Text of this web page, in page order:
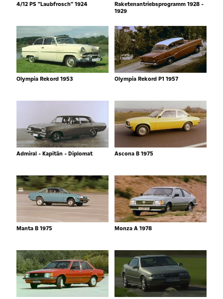
4/12 PS "Laubfrosch" 1924
Raketenantriebsprogramm 1928 -
1929
Olympia Rekord 1953 Olympia Rekord P1 1957
Admiral - Kapitän - Diplomat Ascona B 1975
Manta B 1975 Monza A 1978